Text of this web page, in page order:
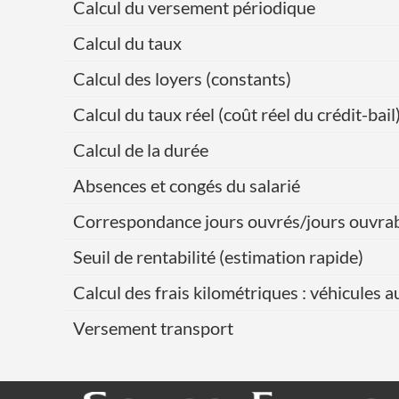
Calcul du versement périodique
Calcul du taux
Calcul des loyers (constants)
Calcul du taux réel (coût réel du crédit-bail)
Calcul de la durée
Absences et congés du salarié
Correspondance jours ouvrés/jours
Seuil de rentabilité (estimation rapide)
Calcul des frais kilométriques : véhicules
Versement transport